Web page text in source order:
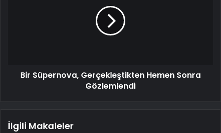
Bir Süpernova, Gerçekleştikten Hemen Sonra
Gözlemlendi
İlgili Makaleler